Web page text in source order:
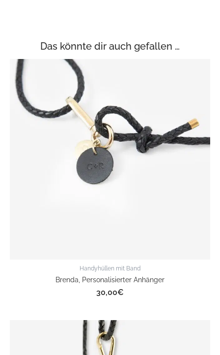
Das könnte dir auch gefallen …
Handyhüllen mit Band
Brenda, Personalisierter Anhänger
30,00€